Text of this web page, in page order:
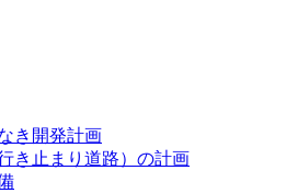
き開発計画
き止まり道路）の計画